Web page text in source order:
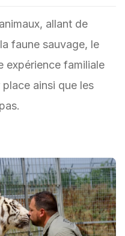
allant de
faune sauvage, le
expérience familiale
ainsi que les